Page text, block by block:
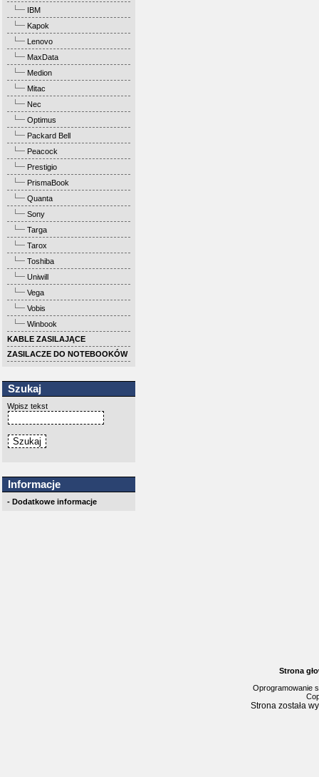
IBM
Kapok
Lenovo
MaxData
Medion
Mitac
Nec
Optimus
Packard Bell
Peacock
Prestigio
PrismaBook
Quanta
Sony
Targa
Tarox
Toshiba
Uniwill
Vega
Vobis
Winbook
KABLE ZASILAJĄCE
ZASILACZE DO NOTEBOOKÓW
Szukaj
Wpisz tekst
Informacje
- Dodatkowe informacje
Strona
Oprogramowanie
Strona została